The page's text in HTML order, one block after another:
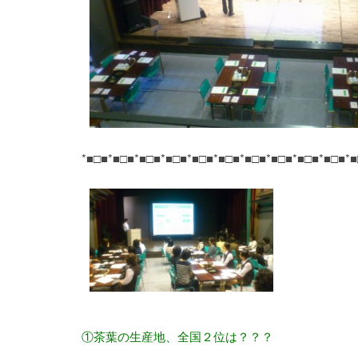
①茶葉の生産地、全国２位は？？？